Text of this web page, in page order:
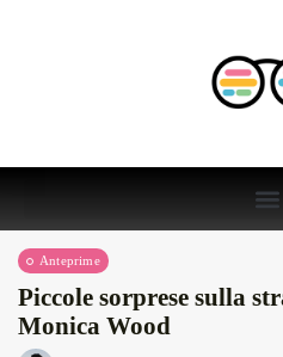
Anteprime
Piccole sorprese sulla
Monica Wood